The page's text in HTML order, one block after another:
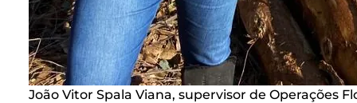
João Vitor Spala Viana, supervisor de Operações